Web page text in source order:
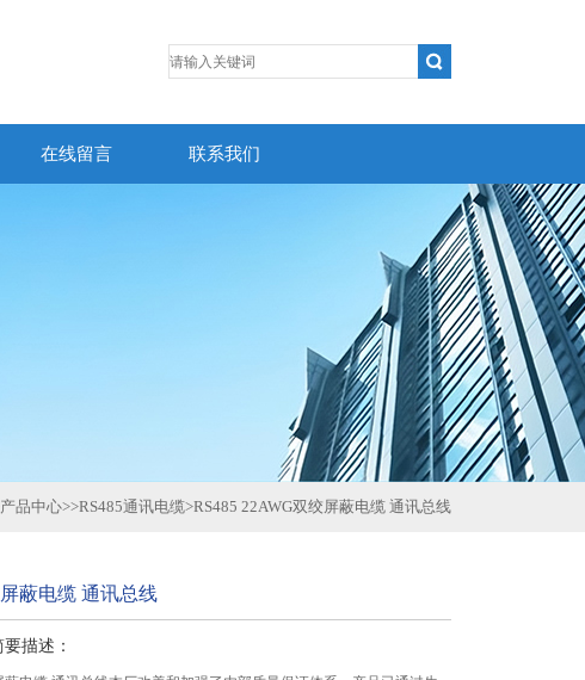
在线留言 联系我们
产品中心>>RS485通讯电缆>RS485 22AWG双绞屏蔽电缆 通讯总线
蔽电缆 通讯总线
要描述：